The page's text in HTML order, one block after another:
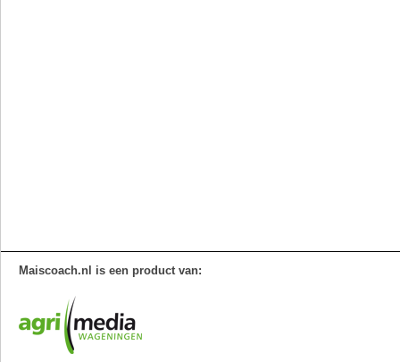
Maiscoach.nl is een product van: